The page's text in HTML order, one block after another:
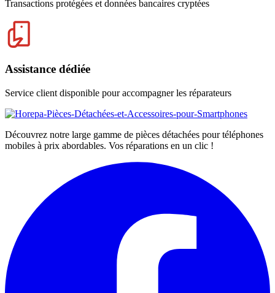
Transactions protégées et données bancaires cryptées
Assistance dédiée
Service client disponible pour accompagner les réparateurs
Découvrez notre large gamme de pièces détachées pour téléphones
mobiles à prix abordables. Vos réparations en un clic !